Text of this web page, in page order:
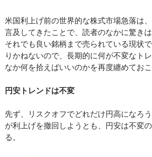
米国利上げ前の世界的な株式市場急落は
言及してきたことで、読者のなかに驚きは
それでも良い銘柄まで売られている現状
りかねないので、長期的に何が不変なト
なか何を拾えばいいのかを再度纏めておこ
円安トレンドは不変
先ず、リスクオフでどれだけ円高になろ
が利上げを撤回しようとも、円安は不変
る。